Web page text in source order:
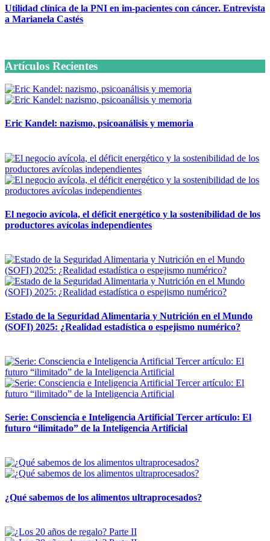
Utilidad clínica de la PNI en im-pacientes con cáncer. Entrevista
a Marianela Castés
Artículos Recientes
Eric Kandel: nazismo, psicoanálisis y memoria
El negocio avícola, el déficit energético y la sostenibilidad de los
productores avícolas independientes
Estado de la Seguridad Alimentaria y Nutrición en el Mundo
(SOFI) 2025: ¿Realidad estadística o espejismo numérico?
Serie: Consciencia e Inteligencia Artificial Tercer artículo: El
futuro “ilimitado” de la Inteligencia Artificial
¿Qué sabemos de los alimentos ultraprocesados?